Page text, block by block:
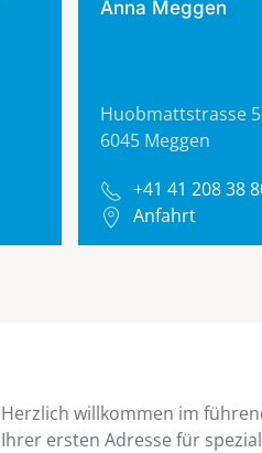
Anna Meggen
Huobmattstrasse 5
6045 Meggen
+41 41 208 38
Anfahrt
Herzlich willkommen im
Ihrer ersten Adresse für